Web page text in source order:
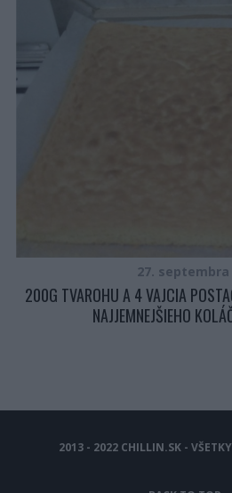
27. septembra
200G TVAROHU A 4 VAJCIA
NAJJEMNEJŠIEHO
2013 - 2022 CHILLIN.SK -